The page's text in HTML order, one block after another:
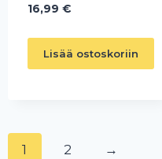
16,99 €
Lisää ostoskoriin
1 2 →